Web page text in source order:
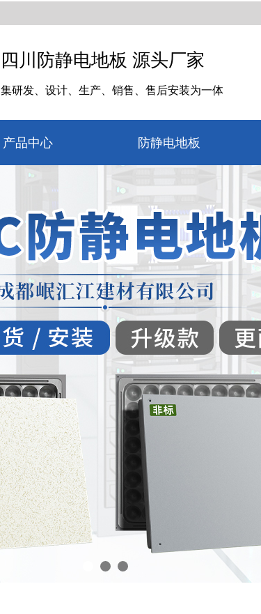
四川防静电地板 源头厂家
集研发、设计、生产、销售、售后安装为一体
产品中心 防静电地板